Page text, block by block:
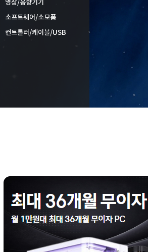
영상/음향기기
소프트웨어/소모품
컨트롤러/케이블/USB